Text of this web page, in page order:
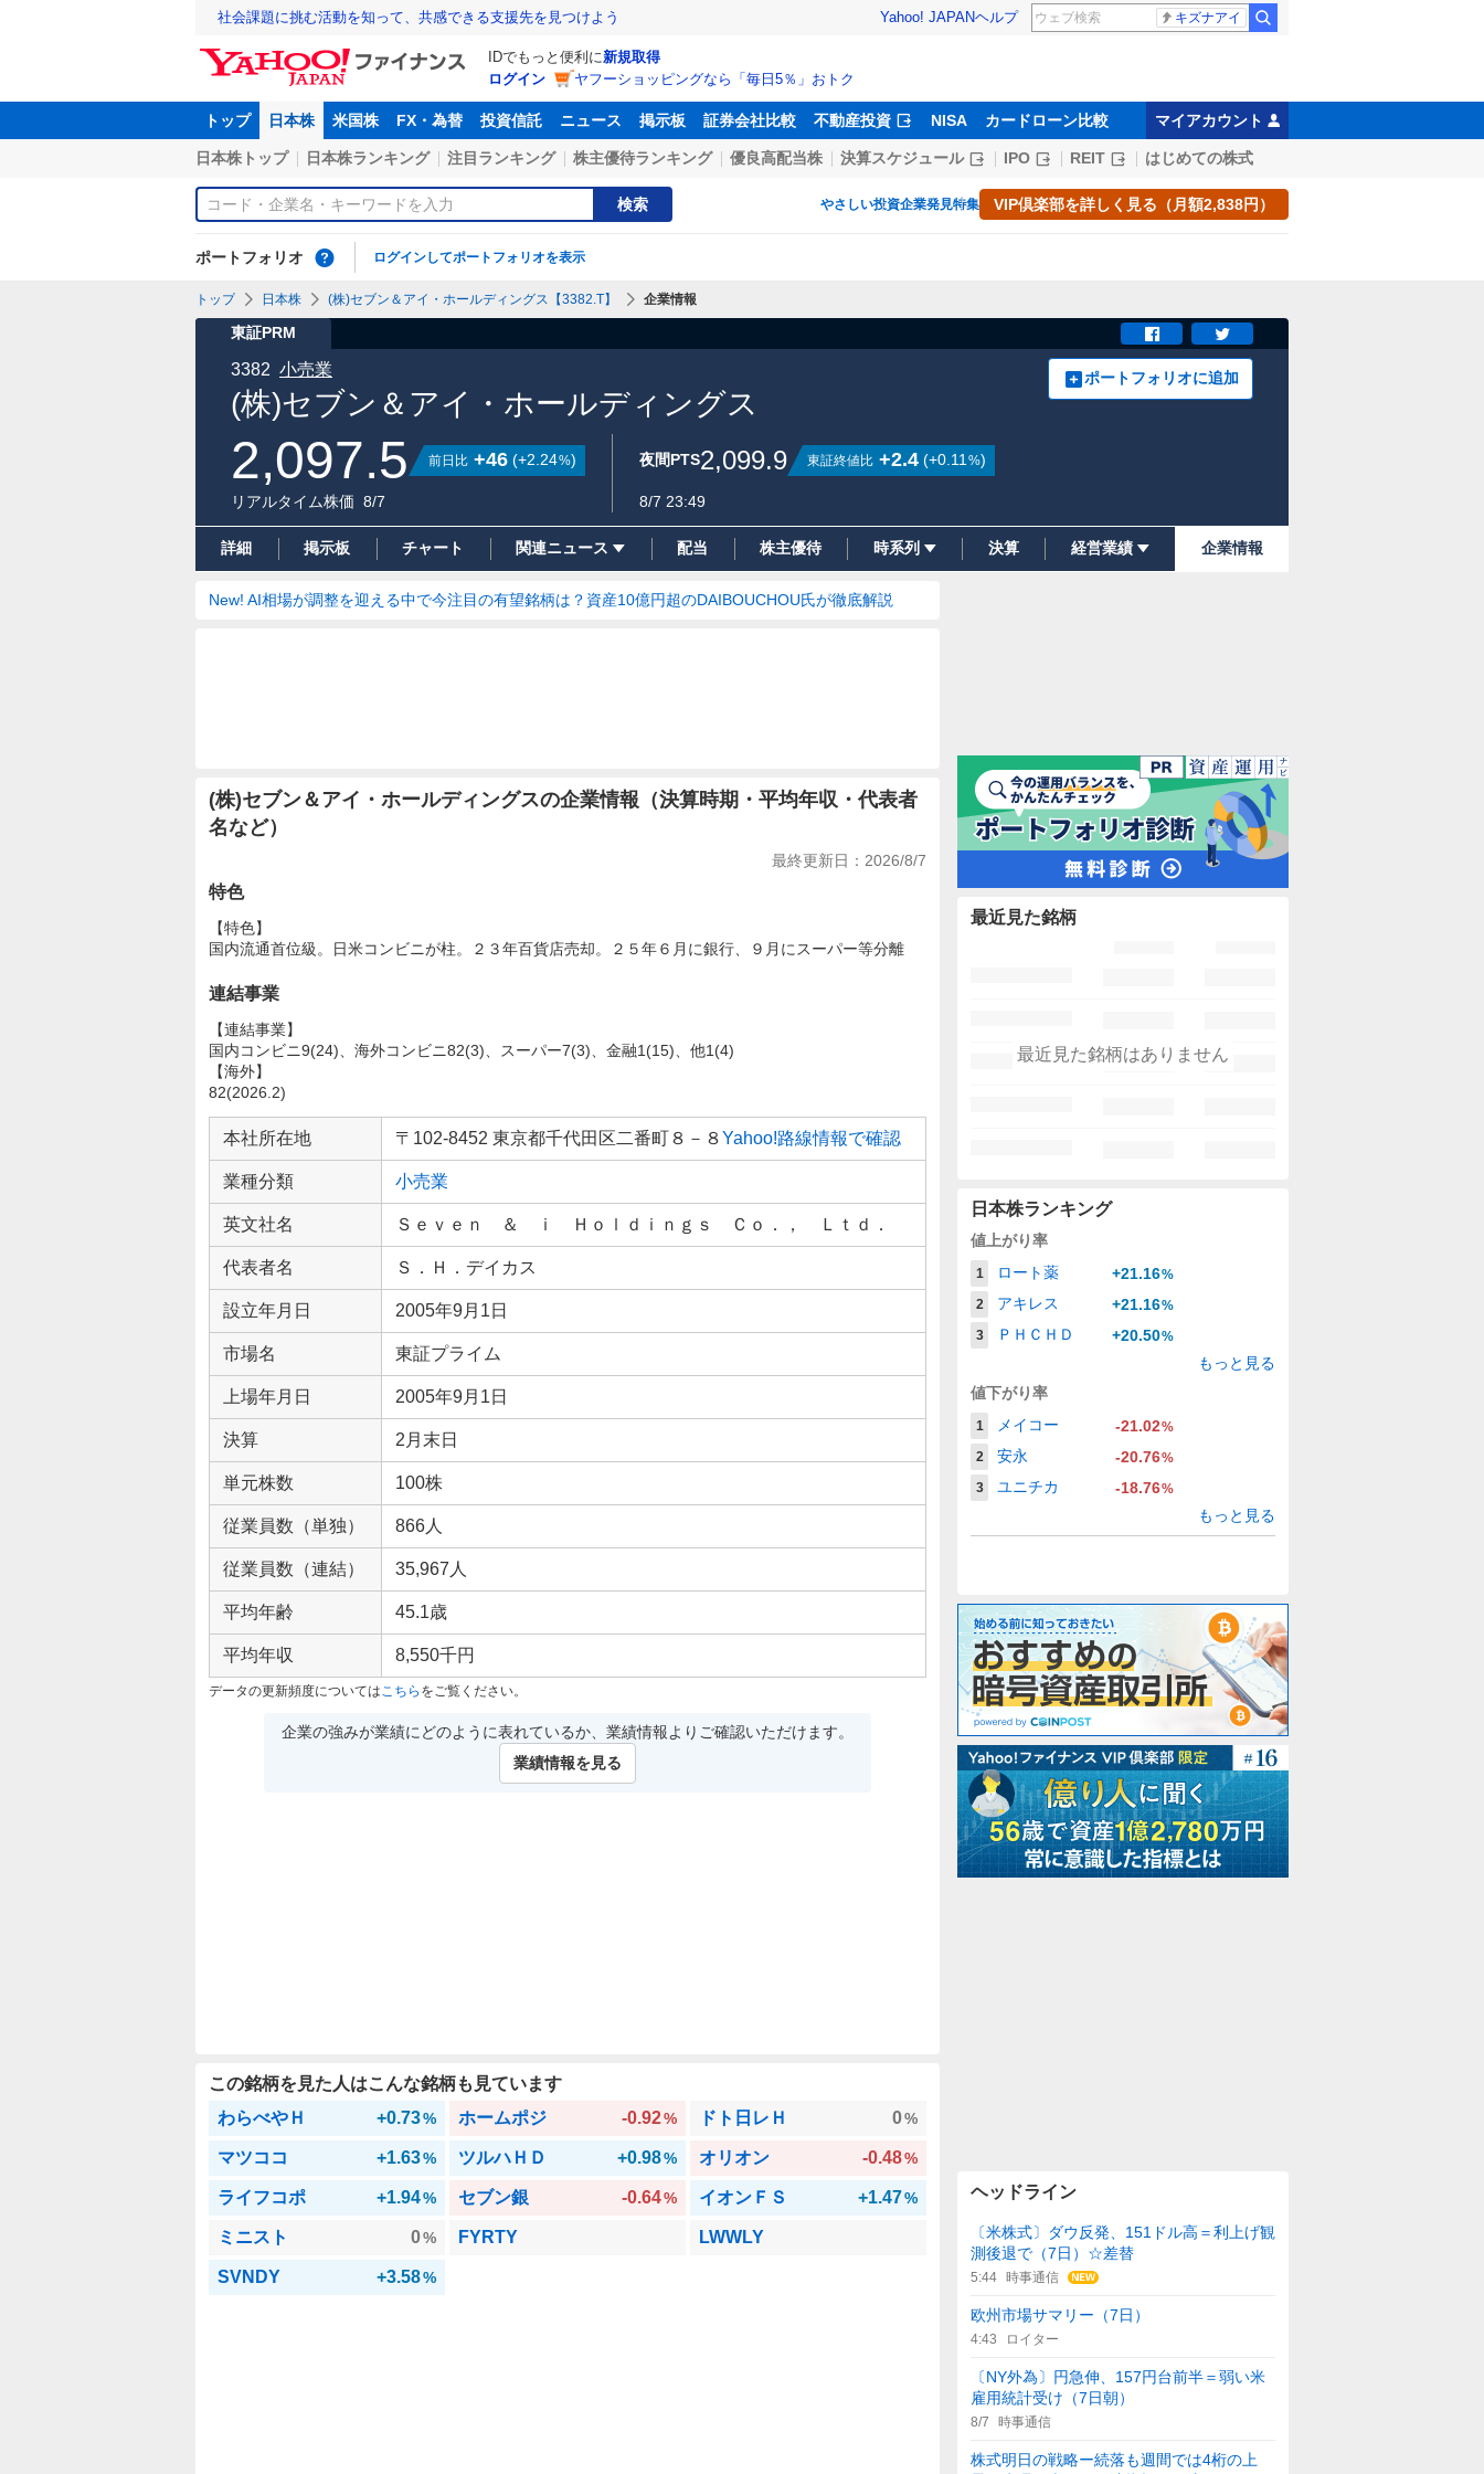
社会課題に挑む活動を知って、共感できる支援先を見つけよう Yahoo! JAPANヘルプ キズナアイ
IDでもっと便利に新規取得
ログイン
ヤフーショッピングなら「毎日5％」おトク
トップ 日本株 米国株 FX・為替 投資信託 ニュース 掲示板 証券会社比較 不動産投資 NISA カードローン比較 マイアカウント
日本株トップ 日本株ランキング 注目ランキング 株主優待ランキング 優良高配当株 決算スケジュール IPO REIT はじめての株式
検索 やさしい投資企業発見特集 VIP倶楽部を詳しく見る（月額2,838円）
ポートフォリオ ログインしてポートフォリオを表示
トップ 日本株 (株)セブン＆アイ・ホールディングス【3382.T】 企業情報
東証PRM
(株)セブン＆アイ・ホールディングス
3382 小売業 ポートフォリオに追加
2,097.5 前日比 +46 (+2.24%)
リアルタイム株価 8/7
夜間PTS2,099.9 東証終値比 +2.4 (+0.11%)
8/7 23:49
詳細 掲示板 チャート 関連ニュース 配当 株主優待 時系列 決算 経営業績 企業情報
New! AI相場が調整を迎える中で今注目の有望銘柄は？資産10億円超のDAIBOUCHOU氏が徹底解説
(株)セブン＆アイ・ホールディングスの企業情報（決算時期・平均年収・代表者
名など）
最終更新日： 2026/8/7
特色
【特色】
国内流通首位級。日米コンビニが柱。２３年百貨店売却。２５年６月に銀行、９月にスーパー等分離
連結事業
【連結事業】
国内コンビニ9(24)、海外コンビニ82(3)、スーパー7(3)、金融1(15)、他1(4)
【海外】
82(2026.2)
企
業
情
報
本社所在地 〒102-8452 東京都千代田区二番町８－８Yahoo!路線情報で確認
業種分類 小売業
英文社名 Ｓｅｖｅｎ ＆ ｉ Ｈｏｌｄｉｎｇｓ Ｃｏ．， Ｌｔｄ．
代表者名 Ｓ．Ｈ．デイカス
設立年月日 2005年9月1日
市場名 東証プライム
上場年月日 2005年9月1日
決算 2月末日
単元株数 100株
従業員数（単独） 866人
従業員数（連結） 35,967人
平均年齢 45.1歳
平均年収 8,550千円
データの更新頻度については こちら をご覧ください。
企業の強みが業績にどのように表れているか、業績情報よりご確認いただけます。
業績情報を見る
この銘柄を見た人はこんな銘柄も見ています
わらべやＨ
+0.73% ホームポジ -0.92% ドト日レＨ 0%
マツココ +1.63% ツルハＨＤ +0.98% オリオン -0.48%
ライフコポ +1.94% セブン銀 -0.64% イオンＦＳ +1.47%
ミニスト 0% FYRTY LWWLY
SVNDY +3.58%
最近見た銘柄
最近見た銘柄はありません
日本株ランキング
値上がり率
1 ロート薬 +21.16%
2
アキレス +21.16%
3
ＰＨＣＨＤ +20.50%
もっと見る
値下がり率
1 メイコー -21.02%
2
安永 -20.76%
3
ユニチカ -18.76%
もっと見る
ヘッドライン
〔米株式〕ダウ反発、151ドル高＝利上げ観
測後退で（7日）☆差替
5:44 時事通信
欧州市場サマリー（7日）
4:43 ロイター
〔NY外為〕円急伸、157円台前半＝弱い米
雇用統計受け（7日朝）
8/7 時事通信
株式明日の戦略ー続落も週間では4桁の上